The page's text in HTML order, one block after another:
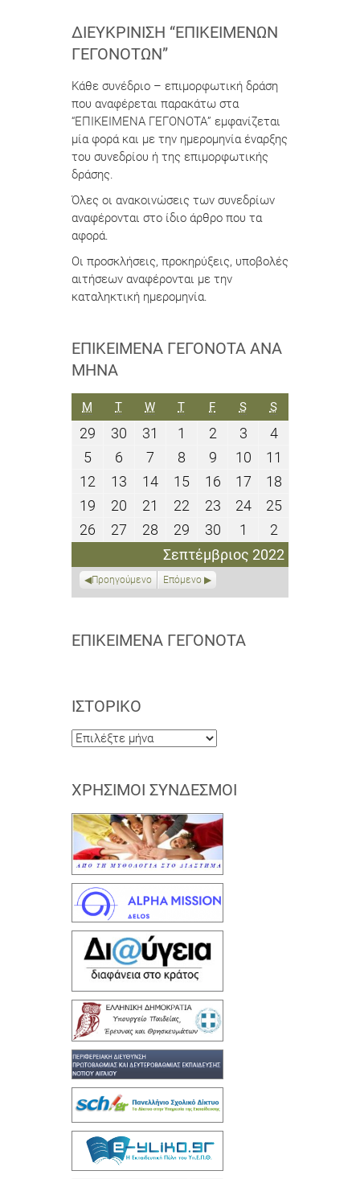
ΔΙΕΥΚΡΊΝΙΣΗ “ΕΠΙΚΕΊΜΕΝΩΝ
ΓΕΓΟΝΌΤΩΝ”
Κάθε συνέδριο – επιμορφωτική δράση
που αναφέρεται παρακάτω στα
“ΕΠΙΚΕΙΜΕΝΑ ΓΕΓΟΝΟΤΑ” εμφανίζεται
μία φορά και με την ημερομηνία έναρξης
του συνεδρίου ή της επιμορφωτικής
δράσης.
Όλες οι ανακοινώσεις των συνεδρίων
αναφέρονται στο ίδιο άρθρο που τα
αφορά.
Οι προσκλήσεις, προκηρύξεις, υποβολές
αιτήσεων αναφέρονται με την
καταληκτική ημερομηνία.
ΕΠΙΚΕΊΜΕΝΑ ΓΕΓΟΝΌΤΑ ΑΝΆ
ΜΉΝΑ
Σεπτέμβριος 2022
M ΔΕΥΤΈΡΑ
TΤΡΊΤΗ
WΤΕΤΆΡΤΗ
TΠΈΜΠΤΗ
FΠΑΡΑΣΚΕΥΉ
SΣΆΒΒΑΤΟ
SΚΥΡΙΑΚΉ
29
Αυγούστου
2022
30
Αυγούστου
2022
31
Αυγούστου
2022
1
Σεπτεμβρίου
2022
22
Σεπτεμβρίου
2022
33
Σεπτεμβρίου
2022
44
2022
55
Σεπτεμβρίου
2022
6
Σεπτεμβρίου
2022
7
Σεπτεμβρίου
2022
8
Σεπτεμβρίου
2022
99
Σεπτεμβρίου
2022
1010
Σεπτεμβρίου
2022
11
2022
12
Σεπτεμβρίου
2022
13
Σεπτεμβρίου
2022
1414
Σεπτεμβρίου
2022
1515
Σεπτεμβρίου
2022
1616
Σεπτεμβρίου
2022
1717
Σεπτεμβρίου
2022
1818
2022
19
Σεπτεμβρίου
2022
20
Σεπτεμβρίου
2022
21
Σεπτεμβρίου
2022
22
Σεπτεμβρίου
2022
2323
Σεπτεμβρίου
2022
2424
Σεπτεμβρίου
2022
2525
2022
26
Σεπτεμβρίου
27
Σεπτεμβρίου
28
Σεπτεμβρίου
2022
29
Σεπτεμβρίου
2022
3030
Σεπτεμβρίου
2022
1
Οκτωβρίου
2022
22
Οκτωβρίου
2022
Προηγούμενο Επόμενο
ΕΠΙΚΕΊΜΕΝΑ ΓΕΓΟΝΌΤΑ
ΙΣΤΟΡΙΚΌ
Ιστορικό
ΧΡΉΣΙΜΟΙ ΣΎΝΔΕΣΜΟΙ